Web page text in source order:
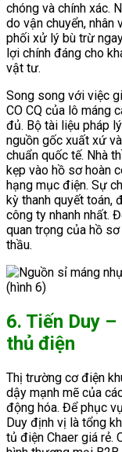
chóng và chính xác.
do vận chuyển, nhân
phối xử lý bù trừ
lợi chính đáng cho
vật tư.
Song song với việc
CO CQ của lô máng
đủ. Bộ tài liệu pháp
nguồn gốc xuất xứ
chuẩn quốc tế. Nhà
kẹp vào hồ sơ hoàn
hạng mục điện. Sự
kỳ thanh quyết toán,
công ty nhanh nhất.
quan trọng của hồ
thầu.
6. Tiến Duy
thủ điện
Thị trường cơ điện
dậy mạnh mẽ của
động hóa. Để phục
Duy định vị là tổng
tủ điện Chaer giá rẻ.